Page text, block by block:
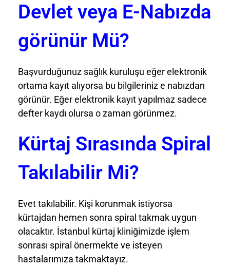
Devlet veya E-Nabızda
görünür Mü?
Başvurduğunuz sağlık kuruluşu eğer elektronik
ortama kayıt alıyorsa bu bilgileriniz e nabızdan
görünür. Eğer elektronik kayıt yapılmaz sadece
defter kaydı olursa o zaman görünmez.
Kürtaj Sırasında Spiral
Takılabilir Mi?
Evet takılabilir. Kişi korunmak istiyorsa
kürtajdan hemen sonra spiral takmak uygun
olacaktır. İstanbul kürtaj kliniğimizde işlem
sonrası spiral önermekte ve isteyen
hastalarımıza takmaktayız.